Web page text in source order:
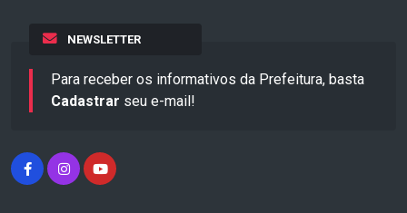
NEWSLETTER
Para receber os informativos da Prefeitura, basta
Cadastrar seu e-mail!